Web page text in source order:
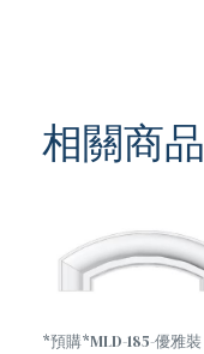
相關商品
*預購*MLD-185-優雅裝